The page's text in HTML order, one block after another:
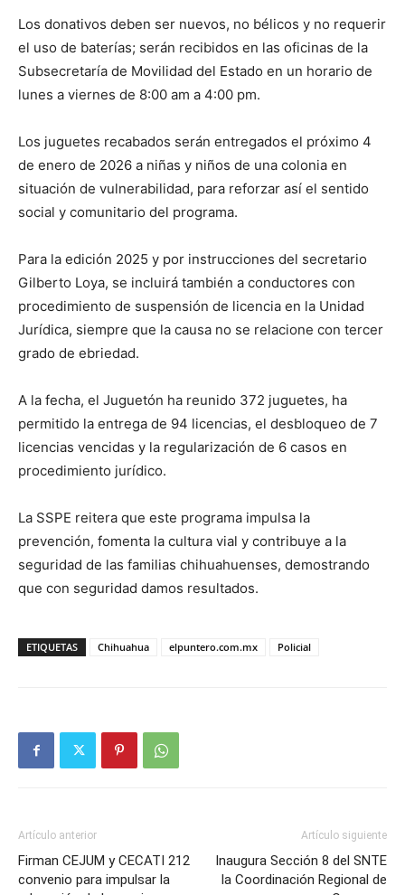
Los donativos deben ser nuevos, no bélicos y no requerir
el uso de baterías; serán recibidos en las oficinas de la
Subsecretaría de Movilidad del Estado en un horario de
lunes a viernes de 8:00 am a 4:00 pm.
Los juguetes recabados serán entregados el próximo 4
de enero de 2026 a niñas y niños de una colonia en
situación de vulnerabilidad, para reforzar así el sentido
social y comunitario del programa.
Para la edición 2025 y por instrucciones del secretario
Gilberto Loya, se incluirá también a conductores con
procedimiento de suspensión de licencia en la Unidad
Jurídica, siempre que la causa no se relacione con tercer
grado de ebriedad.
A la fecha, el Juguetón ha reunido 372 juguetes, ha
permitido la entrega de 94 licencias, el desbloqueo de 7
licencias vencidas y la regularización de 6 casos en
procedimiento jurídico.
La SSPE reitera que este programa impulsa la
prevención, fomenta la cultura vial y contribuye a la
seguridad de las familias chihuahuenses, demostrando
que con seguridad damos resultados.
ETIQUETAS Chihuahua elpuntero.com.mx Policial
Artículo anterior
Firman CEJUM y CECATI 212
convenio para impulsar la
Artículo siguiente
Inaugura Sección 8 del SNTE
la Coordinación Regional de